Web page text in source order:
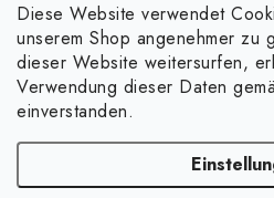
Diese Website verwendet
unserem Shop angenehmer zu
dieser Website weitersurfen,
Verwendung dieser Daten
einverstanden.